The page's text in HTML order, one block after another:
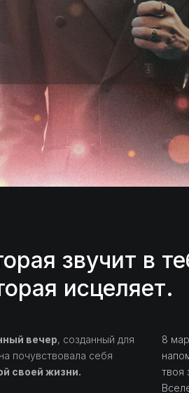
звучит в
исцеляет.
вечер, созданный для
почувствовала себя
своей жизни.
8
твоя